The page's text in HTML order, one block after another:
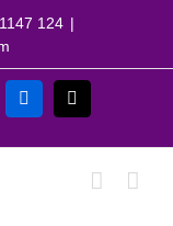
124 |
Flickr